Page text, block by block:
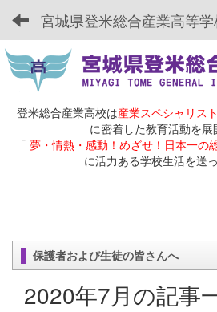
登米総合産業高校は産業スペシャリス
に密着した教育活動を展
「 夢・情熱・感動！めざせ！日本一の
に活力ある学校生活を送
保護者および生徒の皆さんへ
2020年7月の記事